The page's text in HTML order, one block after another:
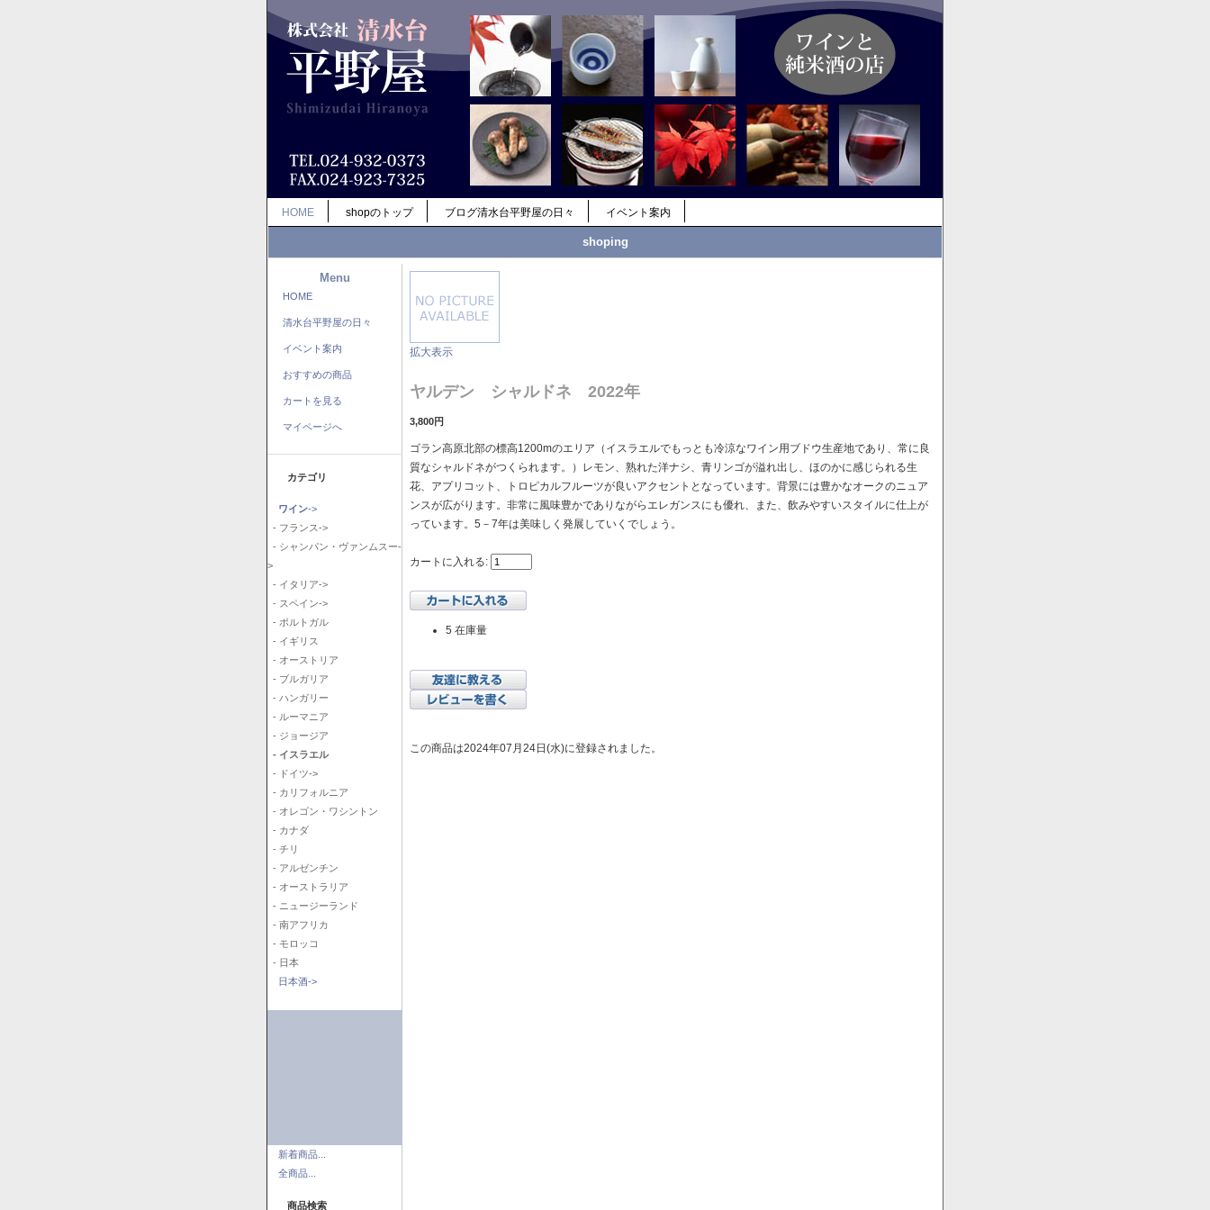
HOME shopのトップ ブログ清水台平野屋の日々 イベント案内
shoping
Menu
HOME
清水台平野屋の日々
イベント案内
おすすめの商品
カートを見る
マイページへ
カテゴリ
ワイン->
- フランス->
- シャンパン・ヴァンムスー-
>
- イタリア->
- スペイン->
- ポルトガル
- イギリス
- オーストリア
- ブルガリア
- ハンガリー
- ルーマニア
- ジョージア
- イスラエル
- ドイツ->
- カリフォルニア
- オレゴン・ワシントン
- カナダ
- チリ
- アルゼンチン
- オーストラリア
- ニュージーランド
- 南アフリカ
- モロッコ
- 日本
日本酒->
新着商品...
全商品...
商品検索
拡大表示
ヤルデン シャルドネ 2022年
3,800円
ゴラン高原北部の標高1200mのエリア（イスラエルでもっとも冷涼なワイン用ブドウ生産地であり、常に良
質なシャルドネがつくられます。）レモン、熟れた洋ナシ、青リンゴが溢れ出し、ほのかに感じられる生
花、アプリコット、トロピカルフルーツが良いアクセントとなっています。背景には豊かなオークのニュア
ンスが広がります。非常に風味豊かでありながらエレガンスにも優れ、また、飲みやすいスタイルに仕上が
っています。5－7年は美味しく発展していくでしょう。
カートに入れる:
5 在庫量
この商品は2024年07月24日(水)に登録されました。